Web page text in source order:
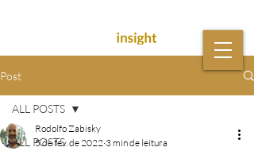
Post
ALL POSTS
ALL POSTS
Rodolfo Zabisky
5 de fev. de 2022 3 min de leitura